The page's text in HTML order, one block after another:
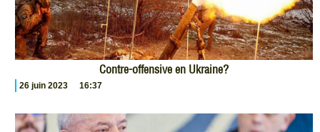
Contre-offensive en Ukraine?
26 juin 2023 16:37